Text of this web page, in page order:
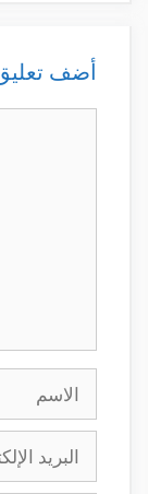
أضف
الإلكتروني